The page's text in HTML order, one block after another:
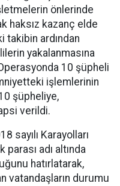
önlerinde
haksız kazanç elde
ardından
yakalanmasına
10 şüpheli
işlemlerinin
şüpheliye,
verildi.
sayılı Karayolları
adı altında
hatırlatarak,
vatandaşların durumu